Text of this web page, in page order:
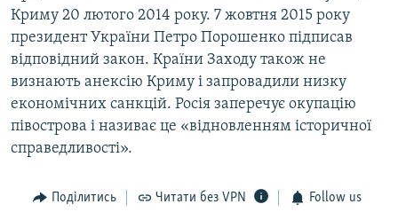
Криму 20 лютого 2014 року. 7 жовтня 2015 року
президент України Петро Порошенко підписав
відповідний закон. Країни Заходу також не
визнають анексію Криму і запровадили низку
економічних санкцій. Росія заперечує окупацію
півострова і називає це «відновленням історичної
справедливості».
Поділитись Читати без VPN Follow us